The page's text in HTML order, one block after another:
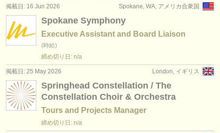
Spokane, WA, アメリカ合衆国
掲載日: 16 Jun 2026
Spokane Symphony
Executive Assistant and Board Liaison
(時給)
締め切り日: n/a
London, イギリス
掲載日: 25 May 2026
Springhead Constellation / The
Constellation Choir & Orchestra
Tours and Projects Manager
締め切り日: n/a